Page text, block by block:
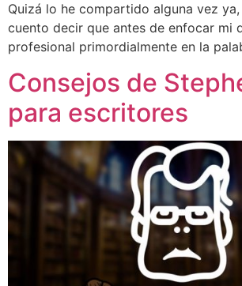
Quizá lo he compartido alguna vez
cuento decir que antes de enfocar mi
profesional primordialmente en la
Consejos de
para escritores